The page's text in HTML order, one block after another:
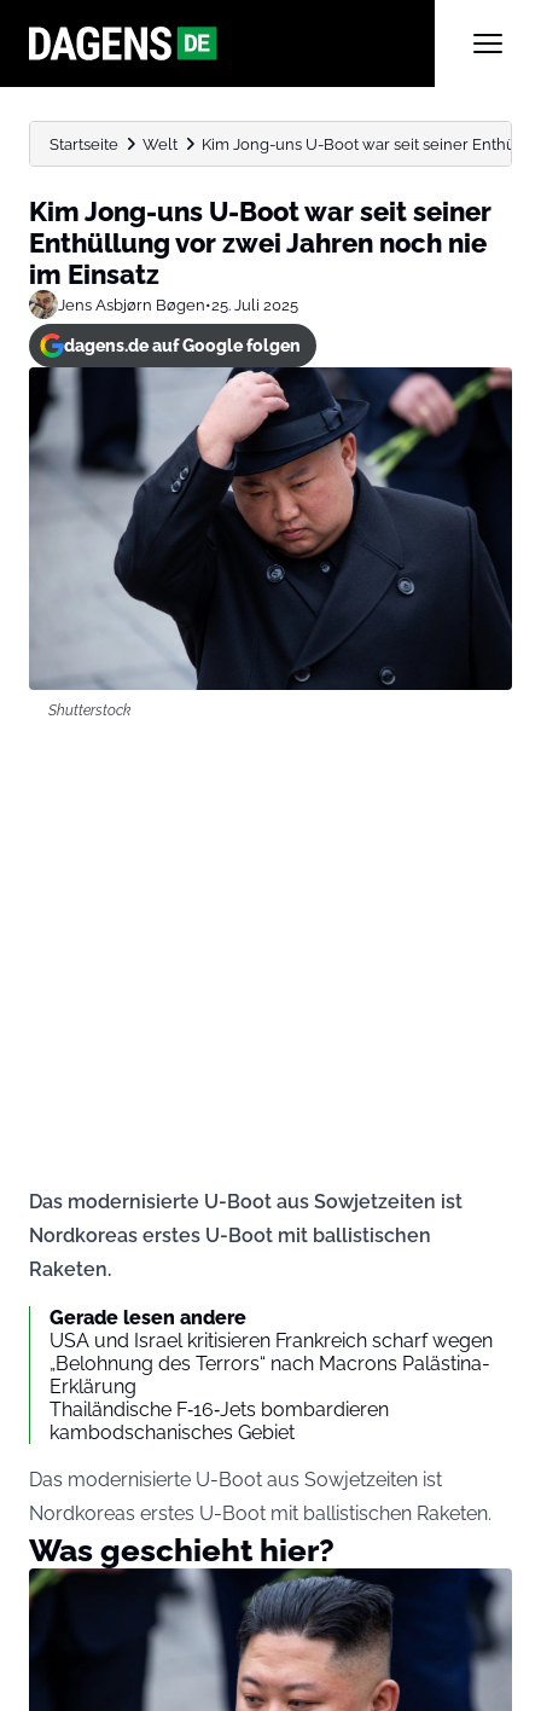
Startseite Welt Kim Jong-uns U-Boot war seit seiner
Kim Jong-uns U-Boot war seit seiner
Enthüllung vor zwei Jahren noch nie
im Einsatz
Jens Asbjørn Bøgen•25. Juli 2025
dagens.de auf Google folgen
Shutterstock
Das modernisierte U-Boot aus Sowjetzeiten ist
Nordkoreas erstes U-Boot mit ballistischen
Raketen.
Gerade lesen andere
USA und Israel kritisieren Frankreich scharf wegen
„Belohnung des Terrors“ nach Macrons Palästina-
Erklärung
Thailändische F‑16‑Jets bombardieren
kambodschanisches Gebiet
Das modernisierte U-Boot aus Sowjetzeiten ist
Nordkoreas erstes U-Boot mit ballistischen Raketen.
Was geschieht hier?